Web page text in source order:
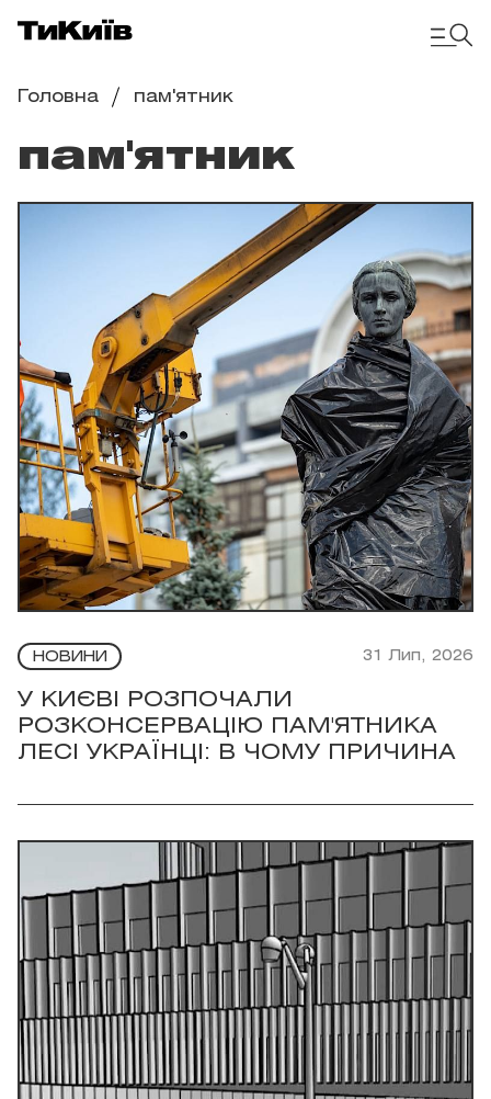
Головна пам'ятник
пам'ятник
НОВИНИ 31 Лип, 2026
У КИЄВІ РОЗПОЧАЛИ
РОЗКОНСЕРВАЦІЮ ПАМ'ЯТНИКА
ЛЕСІ УКРАЇНЦІ: В ЧОМУ ПРИЧИНА